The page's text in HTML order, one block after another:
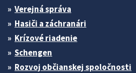
Verejná správa
Hasiči a záchranári
Krízové riadenie
Schengen
Rozvoj občianskej spoločnosti